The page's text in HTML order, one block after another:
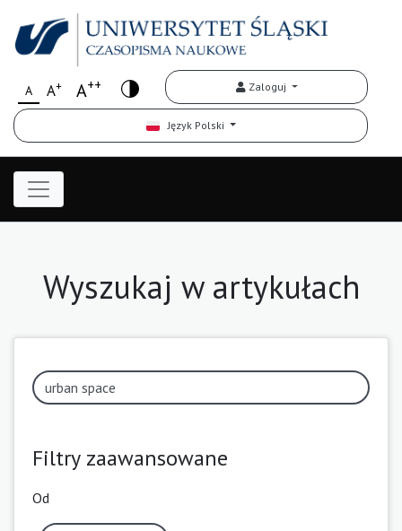
A A+ A++ Zaloguj
Język Polski
Wyszukaj w artykułach
Filtry zaawansowane
Od